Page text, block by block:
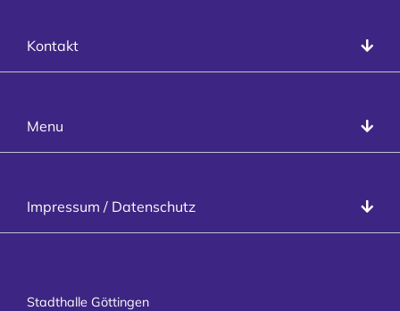
info@stadthalle-goettingen.de
T+49 551 99958-0
Kontakt
Menu
Impressum / Datenschutz
Stadthalle Göttingen